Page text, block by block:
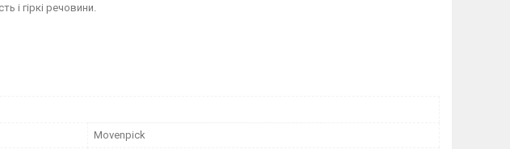
і гіркі речовини.
Movenpick